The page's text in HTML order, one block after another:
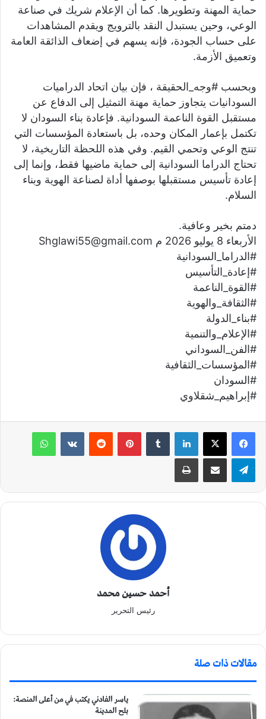
حماية المهنة وتطويرها. كما أن الإعلام شريك في صناعة
الوعي، وحين يستبدل النقد بالترويج ويقدم المشاهدات
على حساب الجودة، فإنه يسهم في إضعاف الذائقة العامة
وتعميق الأزمة.
وبحسب #وجه_الحقيقة ، فإن بيان اتحاد الدراميات
السودانيات يتجاوز حماية مهنة التمثيل إلى الدفاع عن
مستقبل القوة الناعمة السودانية. فإعادة بناء السودان لا
تكتمل بإعمار المكان وحده، بل باستعادة المؤسسات التي
تنتج الوعي وتحمي القيم. وفي هذه اللحظة التاريخية، لا
تحتاج الدراما السودانية إلى حماية ماضيها فقط، وإنما إلى
إعادة تأسيس مستقبلها بوصفها أداة لصناعة الهوية وبناء
السلام.
دمتم بخير وعافية.
الأربعاء 8 يوليو 2026 م Shglawi55@gmail.com
#الدراما_السودانية
#إعادة_التأسيس
#القوة_الناعمة
#الثقافة_والهوية
#بناء_الدولة
#الإعلام_والتنمية
#الفن_السوداني
#المؤسسات_الثقافية
#السودان
#إبراهيم_شقلاوي
لينكدإن بينتيريست
أحمد حسين محمد
رئيس التحرير
مقالات ذات صلة
ياسر الفادني يكتب في من أعلى المنصة:
بلح المدينة